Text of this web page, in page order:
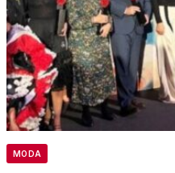
MODA